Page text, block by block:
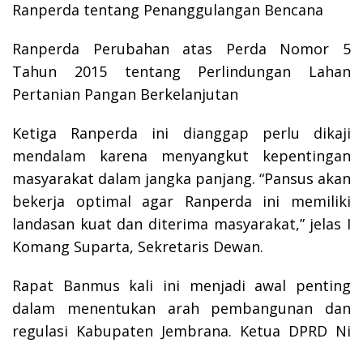
Ranperda tentang Penanggulangan Bencana
Ranperda Perubahan atas Perda Nomor 5
Tahun 2015 tentang Perlindungan Lahan
Pertanian Pangan Berkelanjutan
Ketiga Ranperda ini dianggap perlu dikaji
mendalam karena menyangkut kepentingan
masyarakat dalam jangka panjang. “Pansus akan
bekerja optimal agar Ranperda ini memiliki
landasan kuat dan diterima masyarakat,” jelas I
Komang Suparta, Sekretaris Dewan.
Rapat Banmus kali ini menjadi awal penting
dalam menentukan arah pembangunan dan
regulasi Kabupaten Jembrana. Ketua DPRD Ni